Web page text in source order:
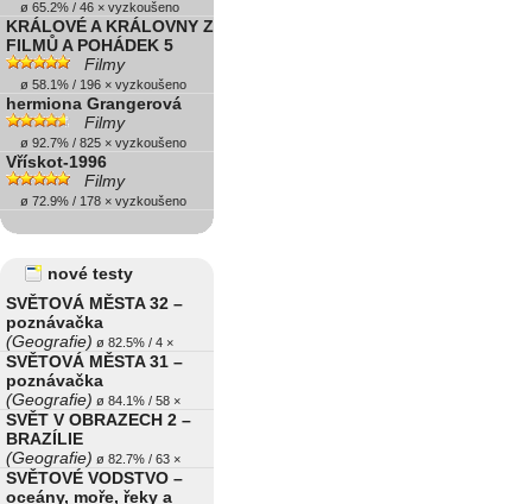
ø 65.2% / 46 × vyzkoušeno
KRÁLOVÉ A KRÁLOVNY Z
FILMŮ A POHÁDEK 5
Filmy
ø 58.1% / 196 × vyzkoušeno
hermiona Grangerová
Filmy
ø 92.7% / 825 × vyzkoušeno
Vřískot-1996
Filmy
ø 72.9% / 178 × vyzkoušeno
nové testy
SVĚTOVÁ MĚSTA 32 –
poznávačka
(Geografie) ø 82.5% / 4 ×
SVĚTOVÁ MĚSTA 31 –
poznávačka
(Geografie) ø 84.1% / 58 ×
SVĚT V OBRAZECH 2 –
BRAZÍLIE
(Geografie) ø 82.7% / 63 ×
SVĚTOVÉ VODSTVO –
oceány, moře, řeky a